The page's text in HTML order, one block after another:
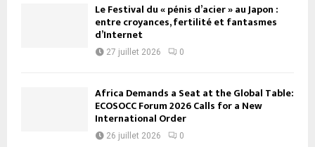
Le Festival du « pénis d’acier » au Japon :
entre croyances, fertilité et fantasmes
d’Internet
27 juillet 2026 0
Africa Demands a Seat at the Global Table:
ECOSOCC Forum 2026 Calls for a New
International Order
26 juillet 2026 0